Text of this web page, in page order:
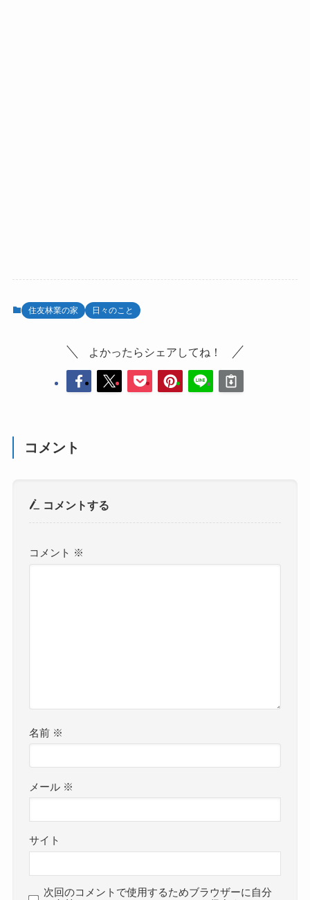
住友林業の家 日々のこと
よかったらシェアしてね！
コメント
コメントする
コメント ※
名前 ※
メール ※
サイト
次回のコメントで使用するためブラウザーに自分